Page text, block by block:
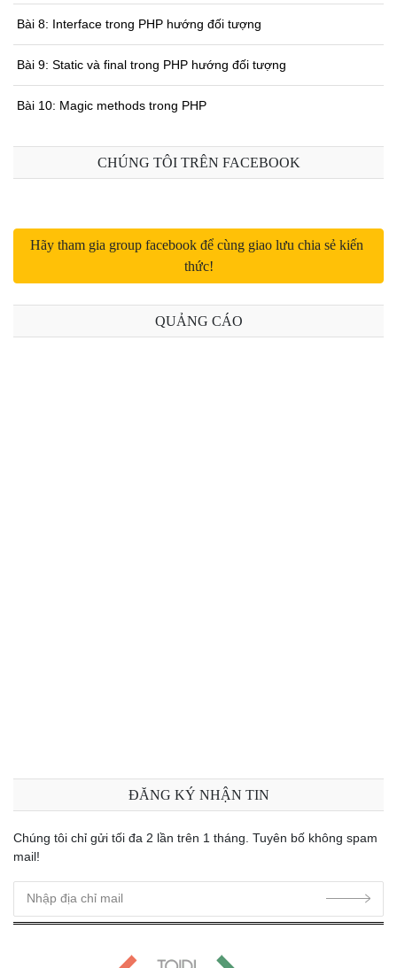
Bài 8: Interface trong PHP hướng đối tượng
Bài 9: Static và final trong PHP hướng đối tượng
Bài 10: Magic methods trong PHP
Bài 11: Namespace trong PHP
Bài 13: Traits trong PHP (phần 2)
Bài 14: Hàm ẩn danh Lambda và Closure trong PHP
Bài 15: This và self trong PHP
CHÚNG TÔI TRÊN FACEBOOK
Hãy tham gia group facebook để cùng giao lưu chia sẻ kiến
thức!
QUẢNG CÁO
ĐĂNG KÝ NHẬN TIN
Chúng tôi chỉ gửi tối đa 2 lần trên 1 tháng. Tuyên bố không spam
mail!